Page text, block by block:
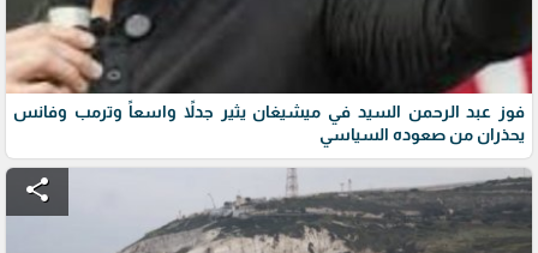
فوز عبد الرحمن السيد في ميشيغان يثير جدلاً واسعاً وترمب وفانس
يحذران من صعوده السياسي
share